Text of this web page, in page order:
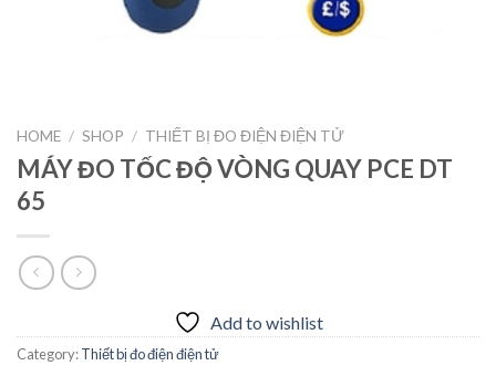
HOME / SHOP / THIẾT BỊ ĐO ĐIỆN ĐIỆN TỬ
MÁY ĐO TỐC ĐỘ VÒNG QUAY PCE DT
65
Add to wishlist
Category:Thiết bị đo điện điện tử